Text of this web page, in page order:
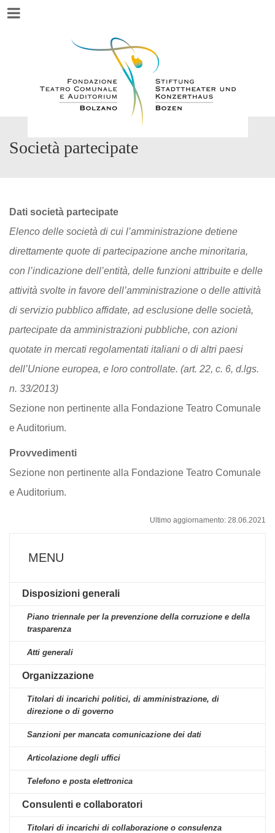
Menu
Società partecipate
Dati società partecipate
Elenco delle società di cui l’amministrazione detiene
direttamente quote di partecipazione anche minoritaria,
con l’indicazione dell’entità, delle funzioni attribuite e delle
attività svolte in favore dell’amministrazione o delle attività
di servizio pubblico affidate, ad esclusione delle società,
partecipate da amministrazioni pubbliche, con azioni
quotate in mercati regolamentati italiani o di altri paesi
dell’Unione europea, e loro controllate. (art. 22, c. 6, d.lgs.
n. 33/2013)
Sezione non pertinente alla Fondazione Teatro Comunale
e Auditorium.
Provvedimenti
Sezione non pertinente alla Fondazione Teatro Comunale
e Auditorium.
Ultimo aggiornamento: 28.06.2021
MENU
Disposizioni generali
Piano triennale per la prevenzione della corruzione e della
trasparenza
Atti generali
Organizzazione
Titolari di incarichi politici, di amministrazione, di
direzione o di governo
Sanzioni per mancata comunicazione dei dati
Articolazione degli uffici
Telefono e posta elettronica
Consulenti e collaboratori
Titolari di incarichi di collaborazione o consulenza